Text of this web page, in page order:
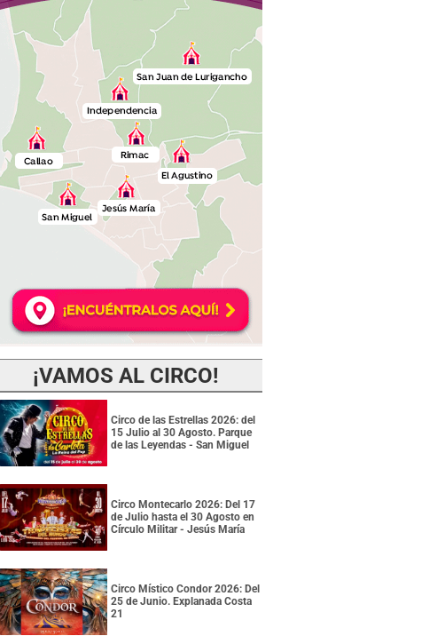
¡VAMOS AL CIRCO!
Circo de las Estrellas 2026: del
15 Julio al 30 Agosto. Parque
de las Leyendas - San Miguel
Circo Montecarlo 2026: Del 17
de Julio hasta el 30 Agosto en
Círculo Militar - Jesús María
Circo Místico Condor 2026: Del
25 de Junio. Explanada Costa
21